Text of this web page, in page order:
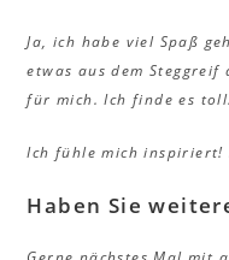
Ja, ich habe viel Spaß
etwas aus dem
für mich. Ich finde es toll.
Ich fühle mich inspiriert!
Haben Sie